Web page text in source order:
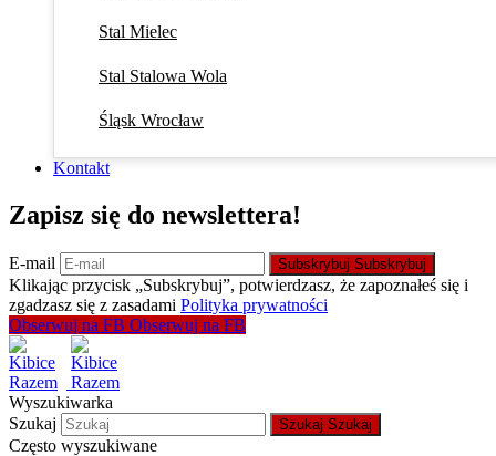
Stal Mielec
Stal Stalowa Wola
Śląsk Wrocław
Kontakt
Zapisz się do newslettera!
E-mail Subskrybuj Subskrybuj
Klikając przycisk „Subskrybuj”, potwierdzasz, że zapoznałeś się i
zgadzasz się z zasadami Polityka prywatności
Obserwuj na FB Obserwuj na FB
Wyszukiwarka
Szukaj
Szukaj Szukaj
Często wyszukiwane